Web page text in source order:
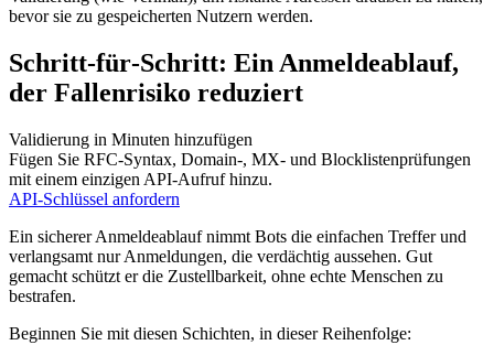
bevor sie zu gespeicherten Nutzern werden.
Schritt‑für‑Schritt: Ein Anmeldeablauf,
der Fallenrisiko reduziert
Validierung in Minuten hinzufügen
Fügen Sie RFC‑Syntax, Domain-, MX‑ und Blocklistenprüfungen
mit einem einzigen API‑Aufruf hinzu.
API‑Schlüssel anfordern
Ein sicherer Anmeldeablauf nimmt Bots die einfachen Treffer und
verlangsamt nur Anmeldungen, die verdächtig aussehen. Gut
gemacht schützt er die Zustellbarkeit, ohne echte Menschen zu
bestrafen.
Beginnen Sie mit diesen Schichten, in dieser Reihenfolge: